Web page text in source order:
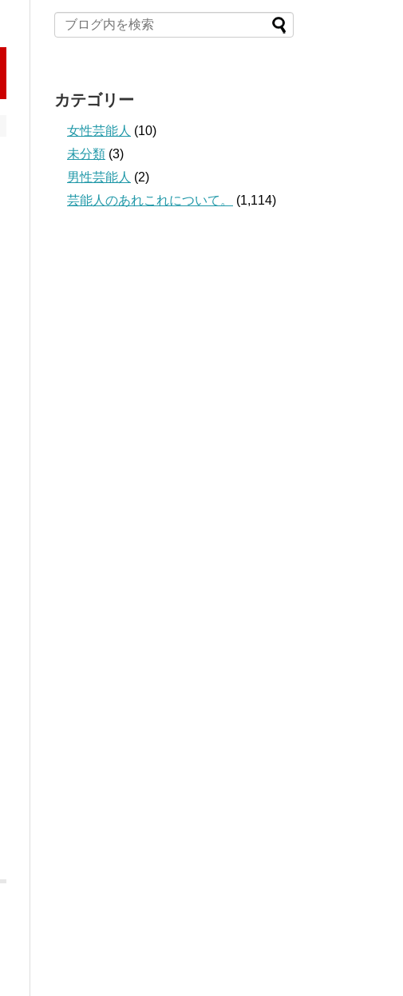
カテゴリー
女性芸能人 (10)
未分類 (3)
男性芸能人 (2)
芸能人のあれこれについて。
(1,114)